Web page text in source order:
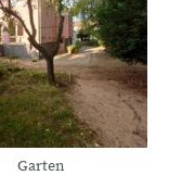
Garten